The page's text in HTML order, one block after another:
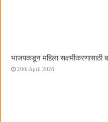
भाजपकडून महिला
20th April 2026